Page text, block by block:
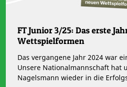
FT Junior 3/25: Das erste
Wettspielformen
Das vergangene Jahr 2024 war
Unsere Nationalmannschaft hat
Nagelsmann wieder in die